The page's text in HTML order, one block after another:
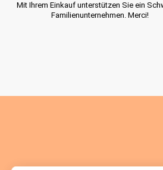
Mit Ihrem Einkauf unterstützen Sie ein
Familienunternehmen. Merci!